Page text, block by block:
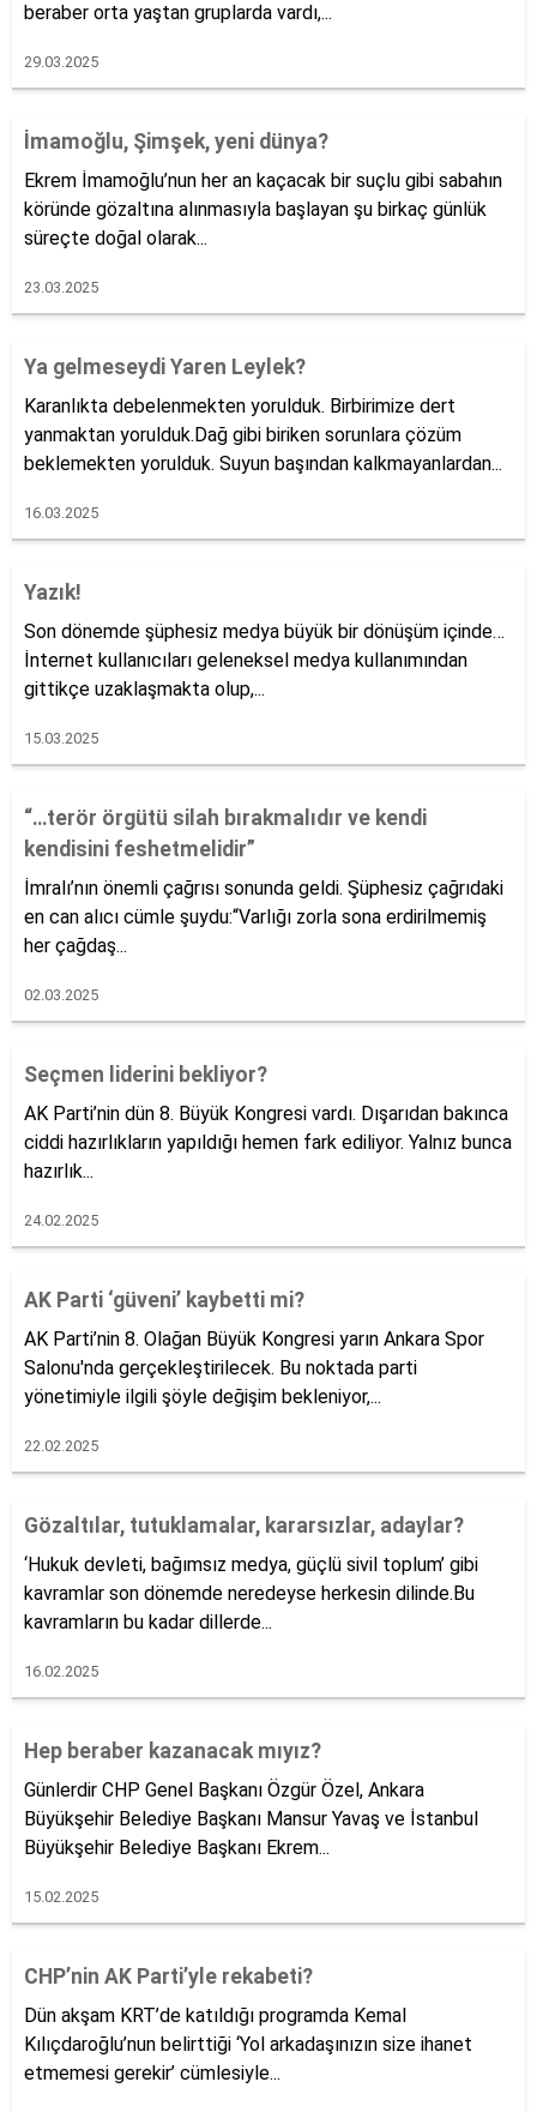
beraber orta yaştan gruplarda vardı,...
29.03.2025
İmamoğlu, Şimşek, yeni dünya?
Ekrem İmamoğlu’nun her an kaçacak bir suçlu gibi sabahın
köründe gözaltına alınmasıyla başlayan şu birkaç günlük
süreçte doğal olarak...
23.03.2025
Ya gelmeseydi Yaren Leylek?
Karanlıkta debelenmekten yorulduk. Birbirimize dert
yanmaktan yorulduk.Dağ gibi biriken sorunlara çözüm
beklemekten yorulduk. Suyun başından kalkmayanlardan...
16.03.2025
Yazık!
Son dönemde şüphesiz medya büyük bir dönüşüm içinde…
İnternet kullanıcıları geleneksel medya kullanımından
gittikçe uzaklaşmakta olup,...
15.03.2025
“…terör örgütü silah bırakmalıdır ve kendi
kendisini feshetmelidir”
İmralı’nın önemli çağrısı sonunda geldi. Şüphesiz çağrıdaki
en can alıcı cümle şuydu:“Varlığı zorla sona erdirilmemiş
her çağdaş...
02.03.2025
Seçmen liderini bekliyor?
AK Parti’nin dün 8. Büyük Kongresi vardı. Dışarıdan bakınca
ciddi hazırlıkların yapıldığı hemen fark ediliyor. Yalnız bunca
hazırlık...
24.02.2025
AK Parti ‘güveni’ kaybetti mi?
AK Parti’nin 8. Olağan Büyük Kongresi yarın Ankara Spor
Salonu'nda gerçekleştirilecek. Bu noktada parti
yönetimiyle ilgili şöyle değişim bekleniyor,...
22.02.2025
Gözaltılar, tutuklamalar, kararsızlar, adaylar?
‘Hukuk devleti, bağımsız medya, güçlü sivil toplum’ gibi
kavramlar son dönemde neredeyse herkesin dilinde.Bu
kavramların bu kadar dillerde...
16.02.2025
Hep beraber kazanacak mıyız?
Günlerdir CHP Genel Başkanı Özgür Özel, Ankara
Büyükşehir Belediye Başkanı Mansur Yavaş ve İstanbul
Büyükşehir Belediye Başkanı Ekrem...
15.02.2025
CHP’nin AK Parti’yle rekabeti?
Dün akşam KRT’de katıldığı programda Kemal
Kılıçdaroğlu’nun belirttiği ‘Yol arkadaşınızın size ihanet
etmemesi gerekir’ cümlesiyle...